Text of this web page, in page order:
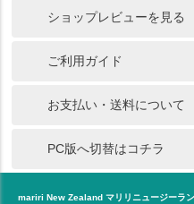
ショップレビューを見る
ご利用ガイド
お支払い・送料について
PC版へ切替はコチラ
mariri New Zealand マリリニュージーラ